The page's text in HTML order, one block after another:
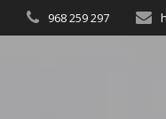
968 259 297